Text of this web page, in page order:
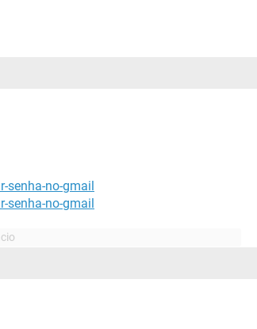
senha-no-gmail
senha-no-gmail